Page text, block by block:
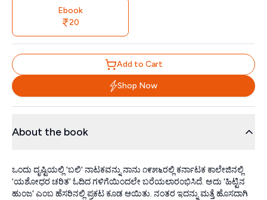
Ebook
20
Add to Cart
Shop Now
About the book
ಒಂದು ದೃಷ್ಟಿಯಲ್ಲಿ 'ಬಲಿ' ನಾಟಕವನ್ನು ನಾನು ೧೯೫೬ರಲ್ಲಿ ಕರ್ನಾಟಕ ಕಾಲೇಜಿನಲ್ಲಿ
'ಯಶೋಧರ ಚರಿತ' ಓದಿದ ಗಳಿಗೆಯಿಂದಲೇ ಬರೆಯಲಾರಂಭಿಸಿದೆ. ಅದು 'ಹಿಟ್ಟಿನ
ಹುಂಜ' ಎಂಬ ಹೆಸರಿನಲ್ಲಿ ಪ್ರಕಟ ಕೂಡ ಆಯಿತು. ನಂತರ ಇದನ್ನು ಮತ್ತೆ ಹೊಸದಾಗಿ